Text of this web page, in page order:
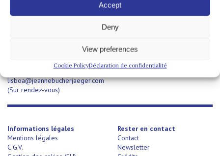
Accept
Deny
View preferences
Cookie PolicyDéclaration de confidentialité
1200 – 482 Lisbonne – Portugal
T +351 960 193 280
lisboa@jeannebucherjaeger.com
(Sur rendez-vous)
Informations légales
Mentions légales
C.G.V.
Rester en contact
Contact
Newsletter